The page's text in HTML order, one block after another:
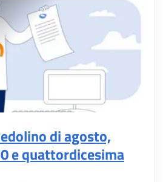
di agosto,
e quattordicesima